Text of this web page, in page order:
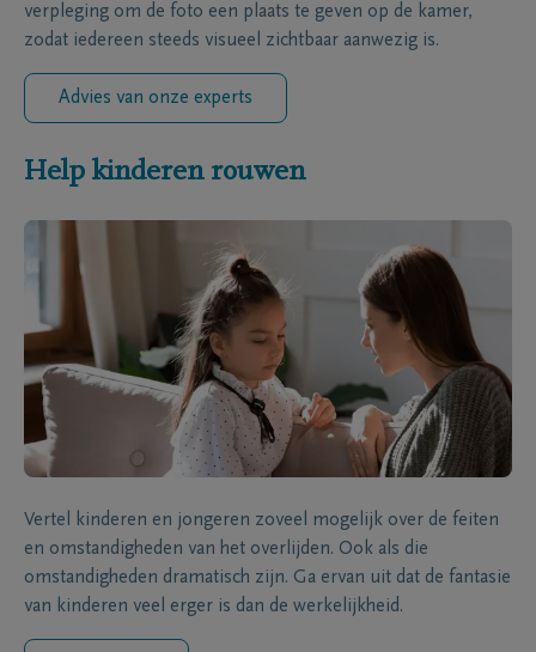
verpleging om de foto een plaats te geven op de kamer,
zodat iedereen steeds visueel zichtbaar aanwezig is.
Advies van onze experts
Help kinderen rouwen
Vertel kinderen en jongeren zoveel mogelijk over de feiten
en omstandigheden van het overlijden. Ook als die
omstandigheden dramatisch zijn. Ga ervan uit dat de fantasie
van kinderen veel erger is dan de werkelijkheid.